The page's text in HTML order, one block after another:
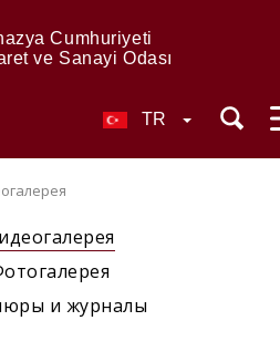
Cumhuriyeti
ve Sanayi Odası
TR
и журналы